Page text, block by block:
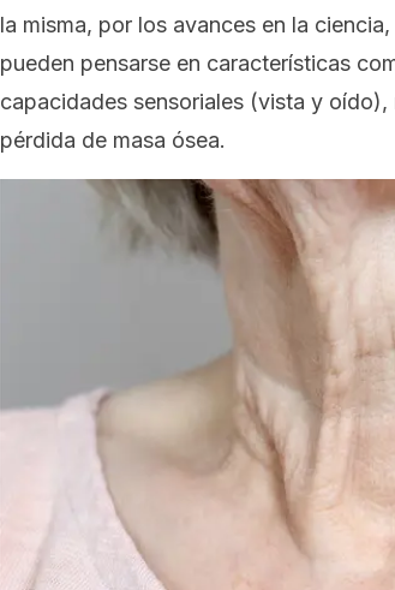
la misma, por los avances en la
pueden pensarse en características
capacidades sensoriales (vista y
pérdida de masa ósea.